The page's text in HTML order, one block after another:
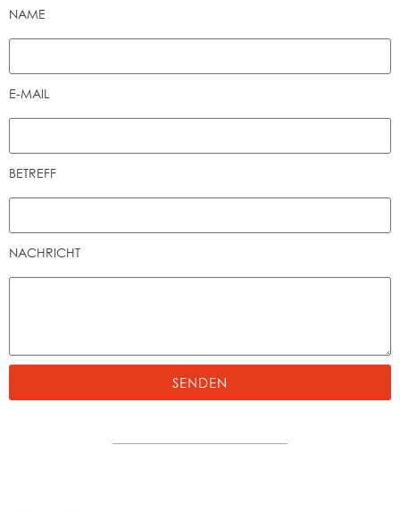
NAME
E-MAIL
BETREFF
NACHRICHT
SENDEN